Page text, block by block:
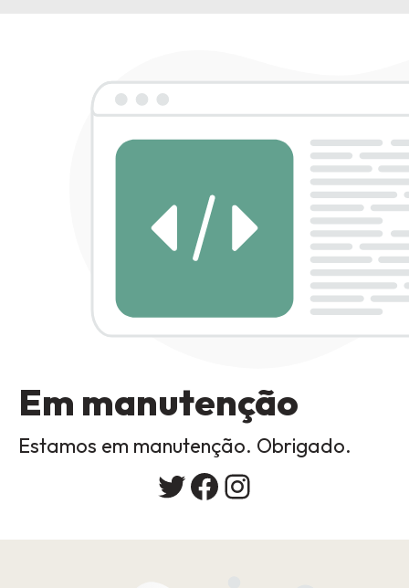
Em manutenção
Estamos em manutenção. Obrigado.
Twitter
Facebook
Instagram